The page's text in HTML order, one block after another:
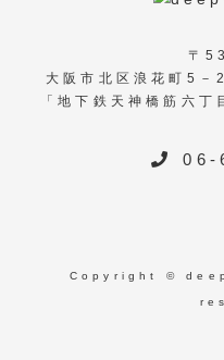
〒
大阪市北区浪花町5
「地下鉄天神橋筋六
06-
Copyright ©